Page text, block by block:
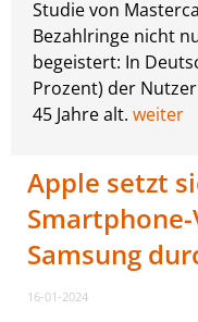
Studie von
Bezahlringe nicht
begeistert: In
Prozent) der
45 Jahre alt. weiter
Apple setzt
Samsung
16-01-2024